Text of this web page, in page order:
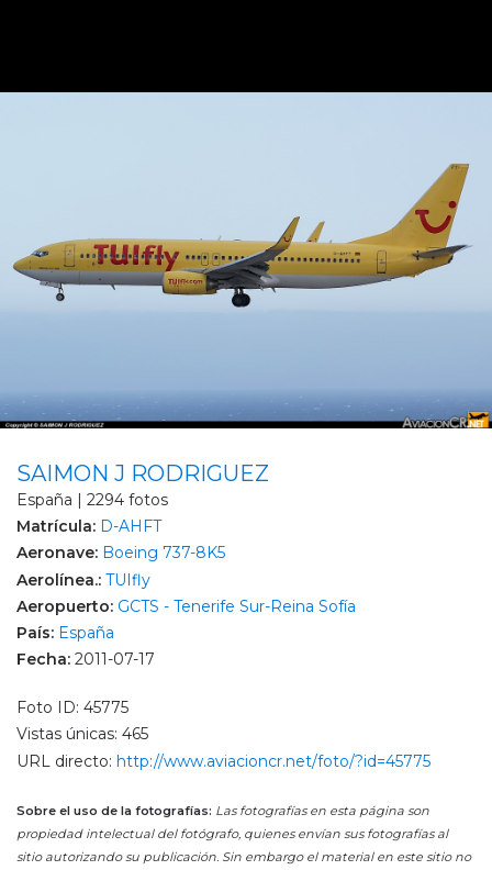
SAIMON J RODRIGUEZ
España | 2294 fotos
Matrícula: D-AHFT
Aeronave: Boeing 737-8K5
Aerolínea.: TUIfly
Aeropuerto: GCTS - Tenerife Sur-Reina Sofía
País: España
Fecha: 2011-07-17
Foto ID: 45775
Vistas únicas: 465
URL directo: http://www.aviacioncr.net/foto/?id=45775
Sobre el uso de la fotografías: Las fotografías en esta página son
propiedad intelectual del fotógrafo, quienes envían sus fotografías al
sitio autorizando su publicación. Sin embargo el material en este sitio no